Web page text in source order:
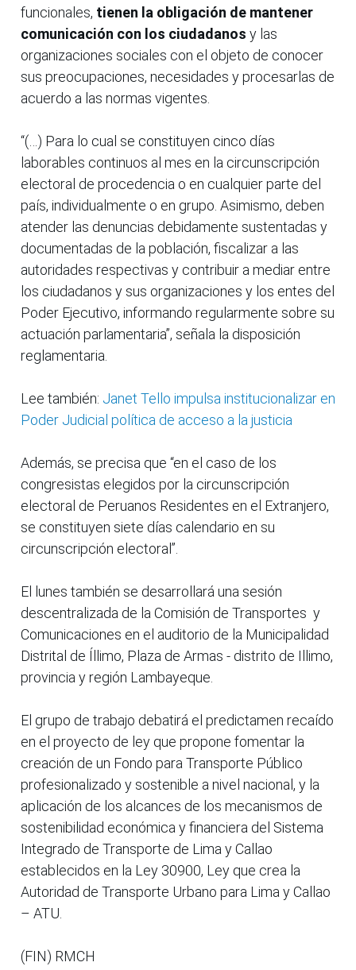
funcionales, tienen la obligación de mantener
comunicación con los ciudadanos y las
organizaciones sociales con el objeto de conocer
sus preocupaciones, necesidades y procesarlas de
acuerdo a las normas vigentes.
“(…) Para lo cual se constituyen cinco días
laborables continuos al mes en la circunscripción
electoral de procedencia o en cualquier parte del
país, individualmente o en grupo. Asimismo, deben
atender las denuncias debidamente sustentadas y
documentadas de la población, fiscalizar a las
autoridades respectivas y contribuir a mediar entre
los ciudadanos y sus organizaciones y los entes del
Poder Ejecutivo, informando regularmente sobre su
actuación parlamentaria”, señala la disposición
reglamentaria.
Lee también: Janet Tello impulsa institucionalizar en
Poder Judicial política de acceso a la justicia
Además, se precisa que “en el caso de los
congresistas elegidos por la circunscripción
electoral de Peruanos Residentes en el Extranjero,
se constituyen siete días calendario en su
circunscripción electoral”.
El lunes también se desarrollará una sesión
descentralizada de la Comisión de Transportes y
Comunicaciones en el auditorio de la Municipalidad
Distrital de Íllimo, Plaza de Armas - distrito de Illimo,
provincia y región Lambayeque.
El grupo de trabajo debatirá el predictamen recaído
en el proyecto de ley que propone fomentar la
creación de un Fondo para Transporte Público
profesionalizado y sostenible a nivel nacional, y la
aplicación de los alcances de los mecanismos de
sostenibilidad económica y financiera del Sistema
Integrado de Transporte de Lima y Callao
establecidos en la Ley 30900, Ley que crea la
Autoridad de Transporte Urbano para Lima y Callao
– ATU.
(FIN) RMCH